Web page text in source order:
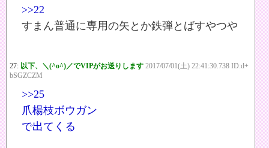
>>22
すまん普通に専用の矢とか鉄弾とばすやつや
27: 以下、＼(^o^)／でVIPがお送りします 2017/07/01(土) 22:41:30.738 ID:d+
bSGZCZM
>>25
爪楊枝ボウガン
で出てくる